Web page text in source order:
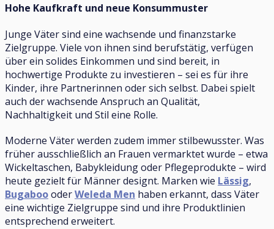
Hohe Kaufkraft und neue Konsummuster
Junge Väter sind eine wachsende und finanzstarke
Zielgruppe. Viele von ihnen sind berufstätig, verfügen
über ein solides Einkommen und sind bereit, in
hochwertige Produkte zu investieren – sei es für ihre
Kinder, ihre Partnerinnen oder sich selbst. Dabei spielt
auch der wachsende Anspruch an Qualität,
Nachhaltigkeit und Stil eine Rolle.
Moderne Väter werden zudem immer stilbewusster. Was
früher ausschließlich an Frauen vermarktet wurde – etwa
Wickeltaschen, Babykleidung oder Pflegeprodukte – wird
heute gezielt für Männer designt. Marken wie Lässig,
BugaboooderWeleda Men haben erkannt, dass Väter
eine wichtige Zielgruppe sind und ihre Produktlinien
entsprechend erweitert.